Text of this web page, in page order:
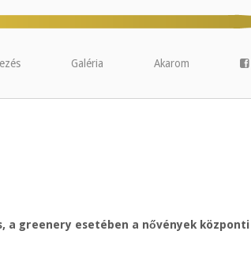
Galéria Akarom
a greenery esetében a nővények